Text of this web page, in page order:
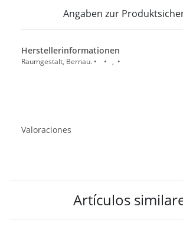
Angaben zur
Herstellerinformationen
Raumgestalt, Bernau. • • , •
Valoraciones
Artículos